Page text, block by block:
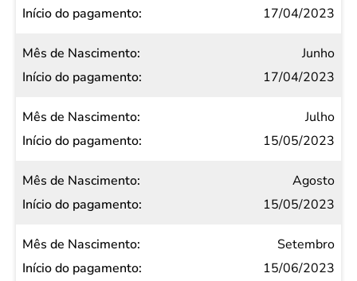
17/04/2023
Junho
17/04/2023
Julho
15/05/2023
Agosto
15/05/2023
Setembro
15/06/2023